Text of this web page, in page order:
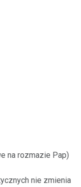
na rozmazie Pap)
nie zmienia